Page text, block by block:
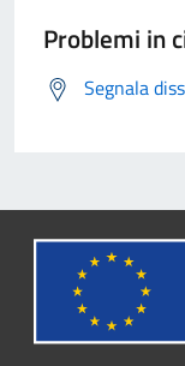
Problemi in
Segnala